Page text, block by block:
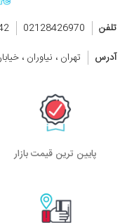
تلفن 02128426970
آدرس
تهران ، نیاوران ،
پایین ترین قیمت بازار